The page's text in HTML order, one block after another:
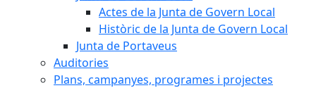
Actes de la Junta de Govern Local
Històric de la Junta de Govern Local
Junta de Portaveus
Auditories
Plans, campanyes, programes i projectes